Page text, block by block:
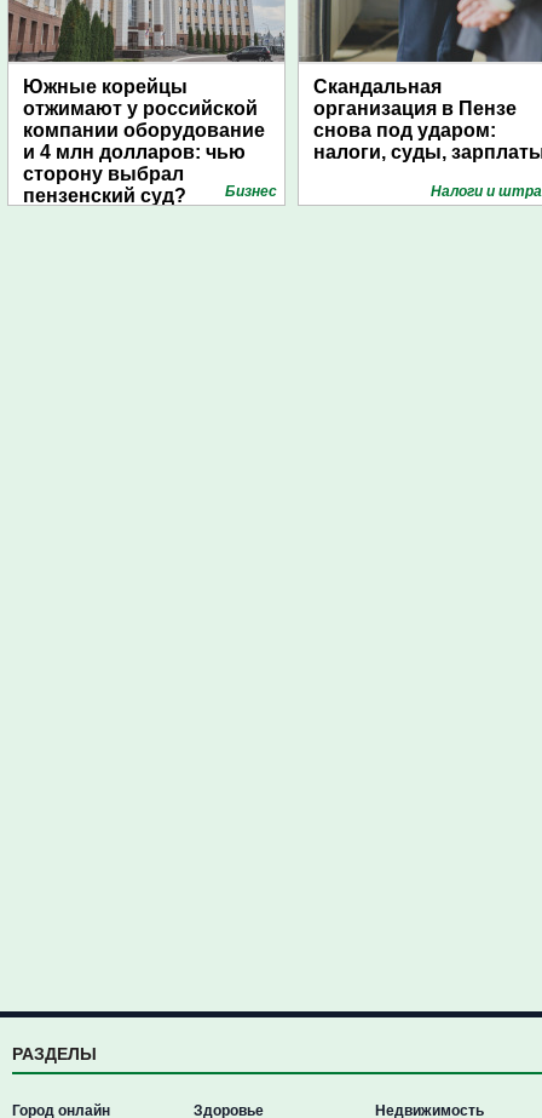
Южные корейцы
отжимают у российской
компании оборудование
и 4 млн долларов: чью
сторону выбрал
пензенский суд?
Бизнес
Скандальная
организация в Пензе
снова под ударом:
налоги, суды,
Налоги и
РАЗДЕЛЫ
Город онлайн Здоровье Недвижимость